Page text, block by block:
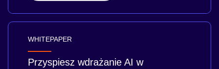
WHITEPAPER
Przyspiesz wdrażanie AI w